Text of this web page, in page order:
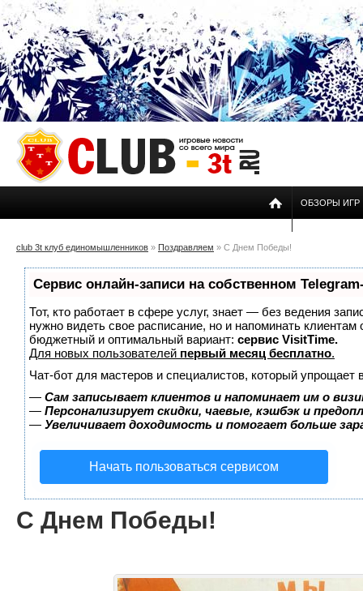
ОБЗОРЫ ИГР
club 3t клуб единомышленников » Поздравляем » C Днем Победы!
Сервис онлайн-записи на собственном
Тот, кто работает в сфере услуг, знает — без ведения
нужно видеть свое расписание, но и напоминать
бюджетный и оптимальный вариант: сервис VisitTime.
Для новых пользователей первый месяц бесплатно.
Чат-бот для мастеров и специалистов, который упрощает
— Сам записывает клиентов и напоминает им о
— Персонализирует скидки, чаевые, кэшбэк и
— Увеличивает доходимость и помогает больше
Начать пользоваться сервисом
C Днем Победы!